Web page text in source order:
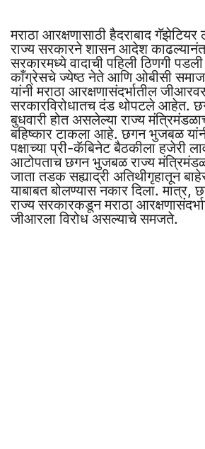
मराठा आरक्षणासाठी हैदराबाद गॅझेटियर
राज्य सरकारने शासन आदेश
सरकारमध्ये वादाची पहिली ठिणगी
काँग्रेसचे ज्येष्ठ नेते आणि ओबीसी
यांनी मराठा आरक्षणासंदर्भातील
सरकारविरोधातच दंड थोपटले आहेत.
बुधवारी होत असलेल्या राज्य
बहिष्कार टाकला आहे. छगन भुजबळ
पक्षाच्या प्री-कॅबिनेट बैठकीला हजेरी
आटोपताच छगन भुजबळ राज्य
जाता तडक सह्याद्री अतिथीगृहातून
याबाबत बोलण्यास नकार दिला. मात्र,
राज्य सरकारकडून मराठा
जीआरला विरोध असल्याचे समजते.